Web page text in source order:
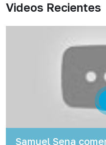
Videos Recientes
Samuel Sena